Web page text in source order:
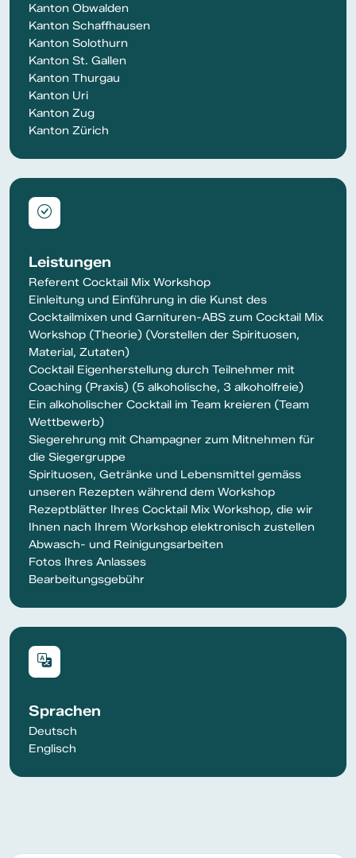
Kanton Obwalden
Kanton Schaffhausen
Kanton Solothurn
Kanton St. Gallen
Kanton Thurgau
Kanton Uri
Kanton Zug
Kanton Zürich
Leistungen
Referent Cocktail Mix Workshop
Einleitung und Einführung in die Kunst des
Cocktailmixen und Garnituren-ABS zum Cocktail Mix
Workshop (Theorie) (Vorstellen der Spirituosen,
Material, Zutaten)
Cocktail Eigenherstellung durch Teilnehmer mit
Coaching (Praxis) (5 alkoholische, 3 alkoholfreie)
Ein alkoholischer Cocktail im Team kreieren (Team
Wettbewerb)
Siegerehrung mit Champagner zum Mitnehmen für
die Siegergruppe
Spirituosen, Getränke und Lebensmittel gemäss
unseren Rezepten während dem Workshop
Rezeptblätter Ihres Cocktail Mix Workshop, die wir
Ihnen nach Ihrem Workshop elektronisch zustellen
Abwasch- und Reinigungsarbeiten
Fotos Ihres Anlasses
Bearbeitungsgebühr
Sprachen
Deutsch
Englisch